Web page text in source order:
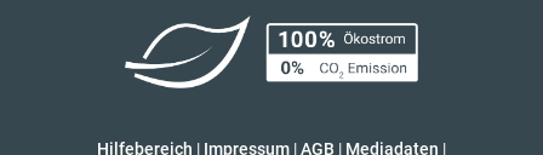
Hilfebereich | Impressum |AGB | Mediadaten |